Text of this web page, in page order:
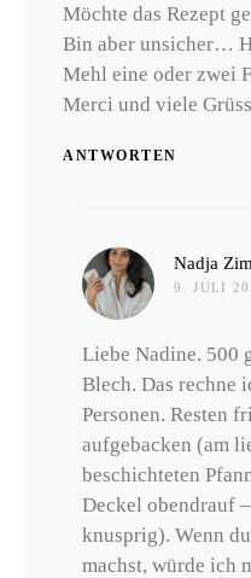
Möchte das Rezept
Bin aber unsicher…
Mehl eine oder zwei
Merci und viele
ANTWORTEN
Nadja
9. JULI
Liebe Nadine. 500
Blech. Das rechne
Personen. Resten
aufgebacken (am
beschichteten
Deckel obendrauf
knusprig). Wenn
machst, würde ich